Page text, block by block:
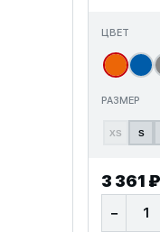
ЦВЕТ
РАЗМЕР
XS S
3 361 ₽
−